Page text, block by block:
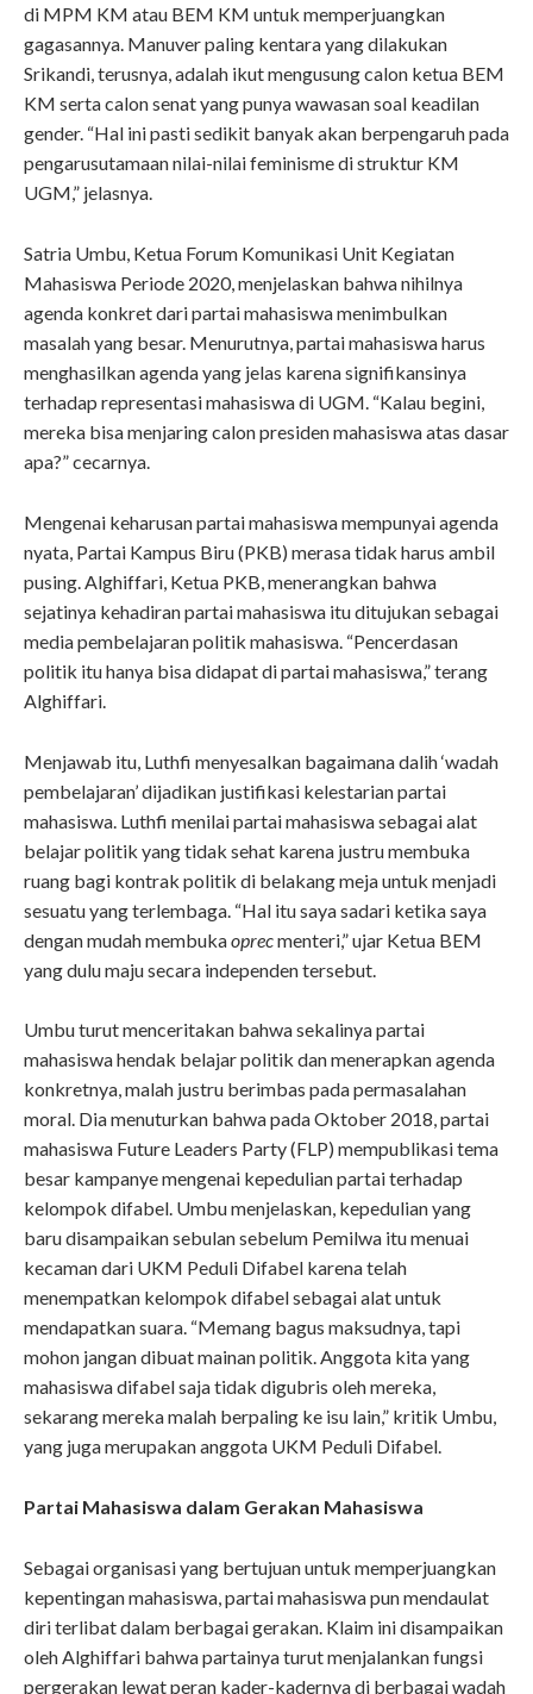
di MPM KM atau BEM KM untuk memperjuangkan
gagasannya. Manuver paling kentara yang dilakukan
Srikandi, terusnya, adalah ikut mengusung calon ketua BEM
KM serta calon senat yang punya wawasan soal keadilan
gender. “Hal ini pasti sedikit banyak akan berpengaruh pada
pengarusutamaan nilai-nilai feminisme di struktur KM
UGM,” jelasnya.
Satria Umbu, Ketua Forum Komunikasi Unit Kegiatan
Mahasiswa Periode 2020, menjelaskan bahwa nihilnya
agenda konkret dari partai mahasiswa menimbulkan
masalah yang besar. Menurutnya, partai mahasiswa harus
menghasilkan agenda yang jelas karena signifikansinya
terhadap representasi mahasiswa di UGM. “Kalau begini,
mereka bisa menjaring calon presiden mahasiswa atas dasar
apa?” cecarnya.
Mengenai keharusan partai mahasiswa mempunyai agenda
nyata, Partai Kampus Biru (PKB) merasa tidak harus ambil
pusing. Alghiffari, Ketua PKB, menerangkan bahwa
sejatinya kehadiran partai mahasiswa itu ditujukan sebagai
media pembelajaran politik mahasiswa. “Pencerdasan
politik itu hanya bisa didapat di partai mahasiswa,” terang
Alghiffari.
Menjawab itu, Luthfi menyesalkan bagaimana dalih ‘wadah
pembelajaran’ dijadikan justifikasi kelestarian partai
mahasiswa. Luthfi menilai partai mahasiswa sebagai alat
belajar politik yang tidak sehat karena justru membuka
ruang bagi kontrak politik di belakang meja untuk menjadi
sesuatu yang terlembaga. “Hal itu saya sadari ketika saya
dengan mudah membukaoprecmenteri,” ujar Ketua BEM
yang dulu maju secara independen tersebut.
Umbu turut menceritakan bahwa sekalinya partai
mahasiswa hendak belajar politik dan menerapkan agenda
konkretnya, malah justru berimbas pada permasalahan
moral. Dia menuturkan bahwa pada Oktober 2018, partai
mahasiswa Future Leaders Party (FLP) mempublikasi tema
besar kampanye mengenai kepedulian partai terhadap
kelompok difabel. Umbu menjelaskan, kepedulian yang
baru disampaikan sebulan sebelum Pemilwa itu menuai
kecaman dari UKM Peduli Difabel karena telah
menempatkan kelompok difabel sebagai alat untuk
mendapatkan suara. “Memang bagus maksudnya, tapi
mohon jangan dibuat mainan politik. Anggota kita yang
mahasiswa difabel saja tidak digubris oleh mereka,
sekarang mereka malah berpaling ke isu lain,” kritik Umbu,
yang juga merupakan anggota UKM Peduli Difabel.
Partai Mahasiswa dalam Gerakan Mahasiswa
Sebagai organisasi yang bertujuan untuk memperjuangkan
kepentingan mahasiswa, partai mahasiswa pun mendaulat
diri terlibat dalam berbagai gerakan. Klaim ini disampaikan
oleh Alghiffari bahwa partainya turut menjalankan fungsi
pergerakan lewat peran kader-kadernya di berbagai wadah